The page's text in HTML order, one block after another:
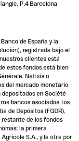
P.4 Barcelona
de España y la
registrada bajo el
clientes está
estos fondos está bien
Natixis o
del mercado monetario
en Société
bancos asociados, los
de Depósitos (FGDR),
de los fondos
la primera
S.A., y la otra por